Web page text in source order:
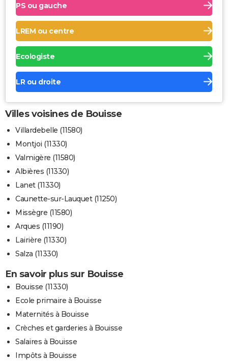
PS ou gauche
LREM ou centre
Ecologiste
LR ou droite
Villes voisines de Bouisse
Villardebelle (11580)
Montjoi (11330)
Valmigère (11580)
Albières (11330)
Lanet (11330)
Caunette-sur-Lauquet (11250)
Missègre (11580)
Arques (11190)
Lairière (11330)
Salza (11330)
En savoir plus sur Bouisse
Bouisse (11330)
Ecole primaire à Bouisse
Maternités à Bouisse
Crèches et garderies à Bouisse
Salaires à Bouisse
Impôts à Bouisse